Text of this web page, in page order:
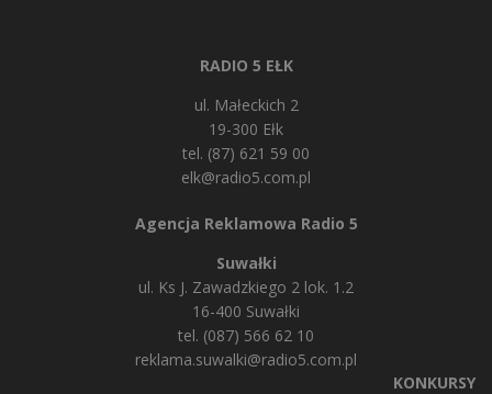
RADIO 5 EŁK
ul. Małeckich 2
19-300 Ełk
tel. (87) 621 59 00
elk@radio5.com.pl
Agencja Reklamowa Radio 5
Suwałki
ul. Ks J. Zawadzkiego 2 lok. 1.2
16-400 Suwałki
tel. (087) 566 62 10
reklama.suwalki@radio5.com.pl
KONKURSY